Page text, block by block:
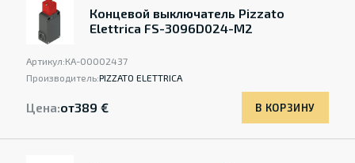
Концевой выключатель Pizzato
Elettrica FS-3096D024-M2
Артикул:КА-00002437
Производитель:PIZZATO ELETTRICA
Цена:от389 € В КОРЗИНУ